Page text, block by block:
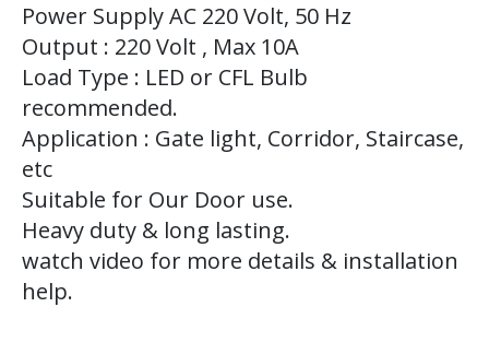
Power Supply AC 220 Volt, 50 Hz
Output : 220 Volt , Max 10A
Load Type : LED or CFL Bulb
recommended.
Application : Gate light, Corridor, Staircase,
etc
Suitable for Our Door use.
Heavy duty & long lasting.
watch video for more details & installation
help.